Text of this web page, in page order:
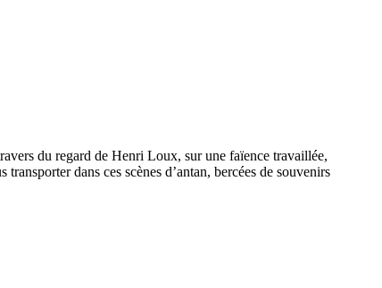
du regard de Henri Loux, sur une faïence travaillée,
dans ces scènes d’antan, bercées de souvenirs